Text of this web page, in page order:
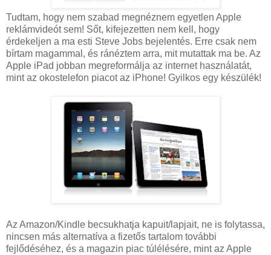
Tudtam, hogy nem szabad megnéznem egyetlen Apple
reklámvideót sem! Sőt, kifejezetten nem kell, hogy
érdekeljen a ma esti Steve Jobs bejelentés. Erre csak nem
bírtam magammal, és ránéztem arra, mit mutattak ma be. Az
Apple iPad jobban megreformálja az internet használatát,
mint az okostelefon piacot az iPhone! Gyilkos egy készülék!
Az Amazon/Kindle becsukhatja kapuit/lapjait, ne is folytassa,
nincsen más alternatíva a fizetős tartalom további
fejlődéséhez, és a magazin piac túlélésére, mint az Apple